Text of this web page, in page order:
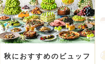
秋におすすめのビュッフ